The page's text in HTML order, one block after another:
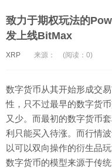
致力于期权玩法的
发上线BitMax
XRP 来源： (阅读：0)
数字货币从其开始形成交
性，只不过最早的数字货
又少。而最初的数字货币
利只能买入待涨。而行情
以可以双向操作的衍生品
数字货币的模型来源于传